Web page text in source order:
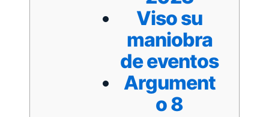
Viso su
maniobra
de eventos
Argument
o 8